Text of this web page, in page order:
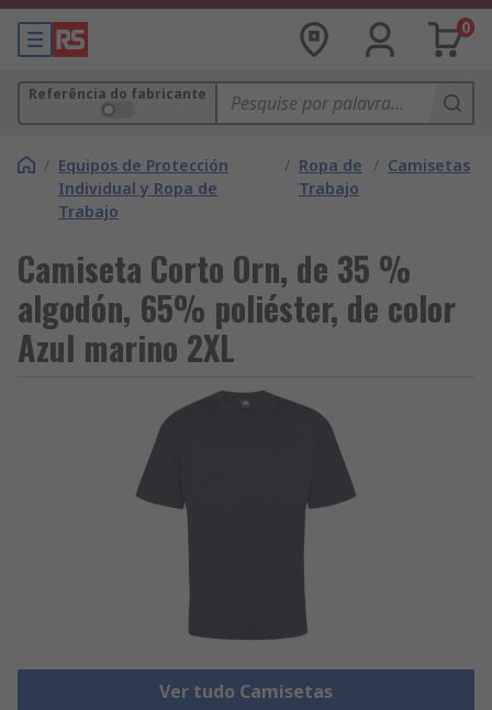
0
Referência do fabricante
/ Equipos de Protección
Individual y Ropa de
Trabajo
/ Ropa de
Trabajo
/ Camisetas
Camiseta Corto Orn, de 35 %
algodón, 65% poliéster, de color
Azul marino 2XL
Ver tudo Camisetas